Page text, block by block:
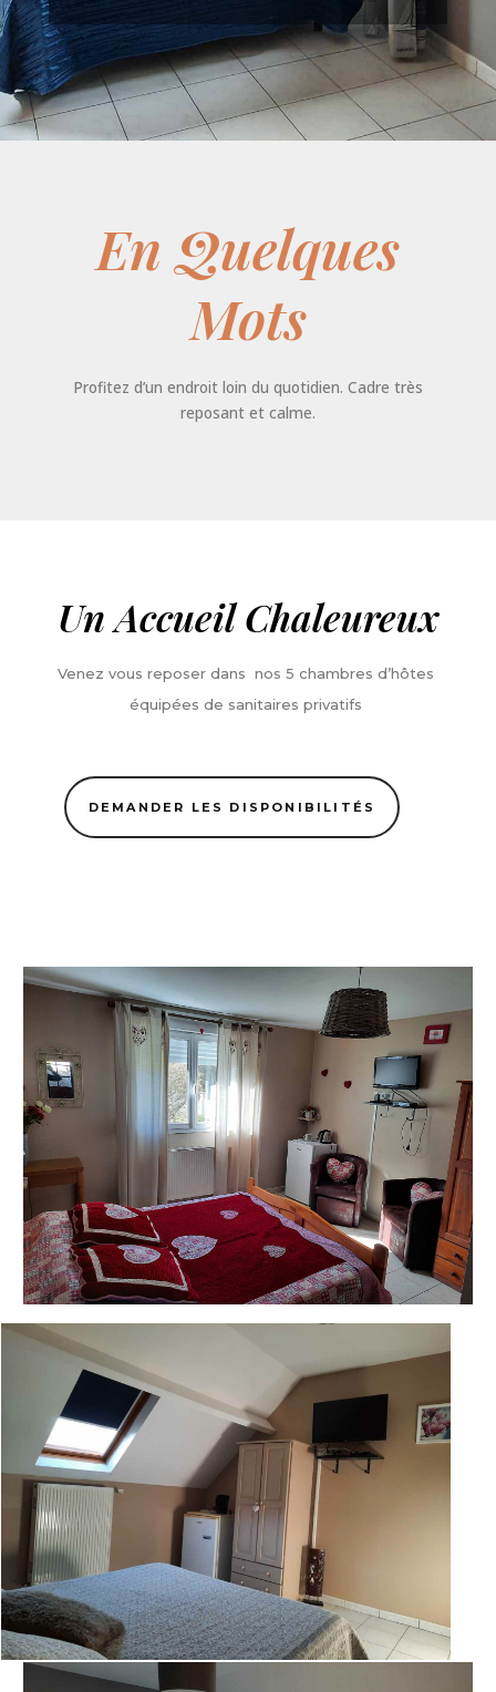
En Quelques
Mots
Profitez d’un endroit loin du quotidien. Cadre très
reposant et calme.
Un Accueil Chaleureux​
Venez vous reposer dans nos 5 chambres d’hôtes
équipées de sanitaires privatifs
DEMANDER LES DISPONIBILITÉS